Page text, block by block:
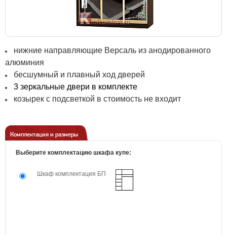
нижние направляющие Версаль из анодированного
алюминия
бесшумный и плавный ход дверей
3 зеркальные двери в комплекте
козырек с подсветкой в стоимость не входит
Комплектация и размеры
Выберите комплектацию шкафа купе:
Шкаф комплектация БП